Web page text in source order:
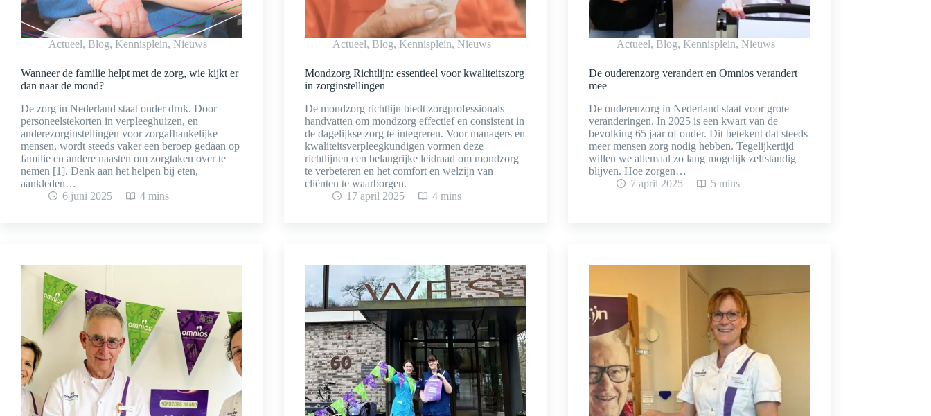
Actueel, Blog, Kennisplein, Nieuws
Wanneer de familie helpt met de zorg, wie kijkt er
dan naar de mond?
De zorg in Nederland staat onder druk. Door
personeelstekorten in verpleeghuizen, en
anderezorginstellingen voor zorgafhankelijke
mensen, wordt steeds vaker een beroep gedaan op
familie en andere naasten om zorgtaken over te
nemen [1]. Denk aan het helpen bij eten,
aankleden…
6 juni 2025
4 mins
Actueel, Blog, Kennisplein, Nieuws
Mondzorg Richtlijn: essentieel voor kwaliteitszorg
in zorginstellingen
De mondzorg richtlijn biedt zorgprofessionals
handvatten om mondzorg effectief en consistent in
de dagelijkse zorg te integreren. Voor managers en
kwaliteitsverpleegkundigen vormen deze
richtlijnen een belangrijke leidraad om mondzorg
te verbeteren en het comfort en welzijn van
cliënten te waarborgen.
17 april 2025
4 mins
Actueel, Blog, Kennisplein, Nieuws
De ouderenzorg verandert en Omnios verandert
mee
De ouderenzorg in Nederland staat voor grote
veranderingen. In 2025 is een kwart van de
bevolking 65 jaar of ouder. Dit betekent dat steeds
meer mensen zorg nodig hebben. Tegelijkertijd
willen we allemaal zo lang mogelijk zelfstandig
blijven. Hoe zorgen…
7 april 2025
5 mins